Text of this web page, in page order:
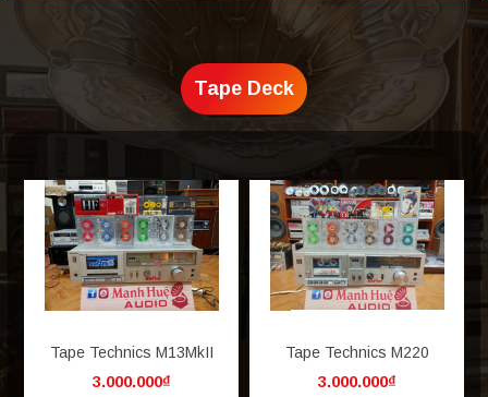
Tape Deck
Tape Technics M13MkII
3.000.000₫
Tape Technics M220
3.000.000₫